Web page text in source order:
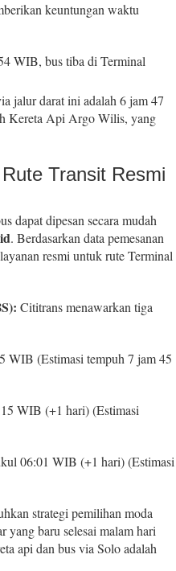
keuntungan waktu
WIB, bus tiba di Terminal
jalur darat ini adalah 6 jam 47
Kereta Api Argo Wilis, yang
Transit Resmi
dapat dipesan secara mudah
. Berdasarkan data pemesanan
resmi untuk rute Terminal
Cititrans menawarkan tiga
(Estimasi tempuh 7 jam 45
WIB (+1 hari) (Estimasi
06:01 WIB (+1 hari) (Estimasi
strategi pemilihan moda
baru selesai malam hari
api dan bus via Solo adalah